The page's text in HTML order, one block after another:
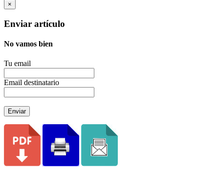
×
Enviar artículo
No vamos bien
Tu email
Email destinatario
Enviar